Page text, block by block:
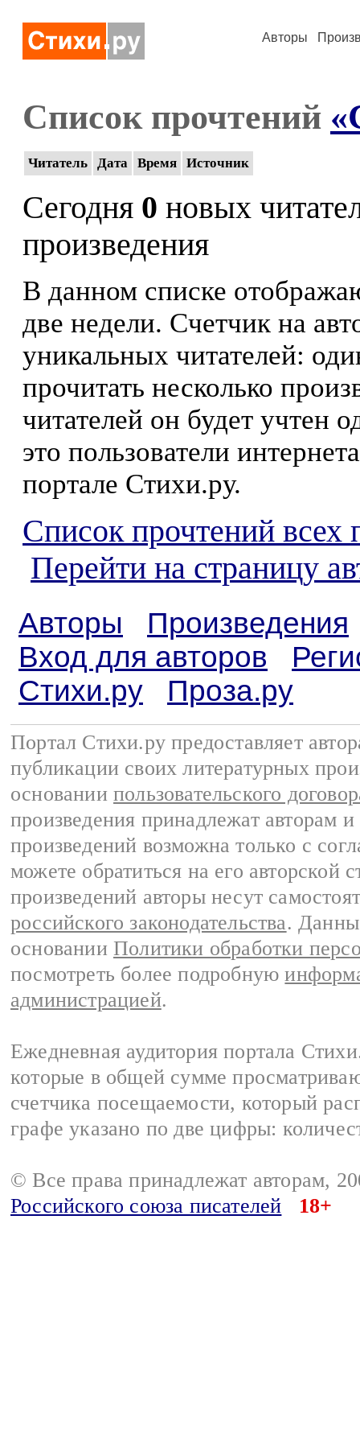
Авторы
Список прочтений
Читатель Дата Время Источник
Сегодня 0 новых
произведения
В данном списке
две недели. Счетчик на
уникальных читателей:
прочитать несколько
читателей он будет учтен
это пользователи
портале Стихи.ру.
Список прочтений всех
Перейти на страницу
Авторы
Произведения
Вход для авторов
Стихи.ру
Проза.ру
Портал Стихи.ру предоставляет
публикации своих литературных
основании пользовательского
произведения принадлежат авторам
произведений возможна только с
можете обратиться на его авторской
произведений авторы несут
российского законодательства.
основании Политики обработки
посмотреть более подробную
администрацией.
Ежедневная аудитория портала
которые в общей сумме
счетчика посещаемости, который
графе указано по две цифры:
© Все права принадлежат авторам,
Российского союза писателей
18+